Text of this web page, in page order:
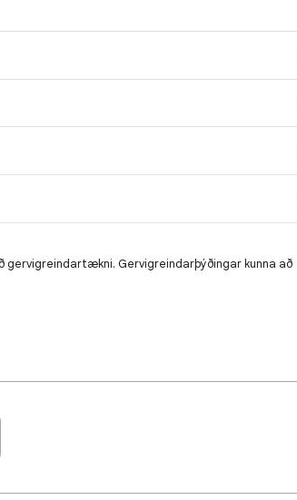
gervigreindartækni. Gervigreindarþýðingar kunna að